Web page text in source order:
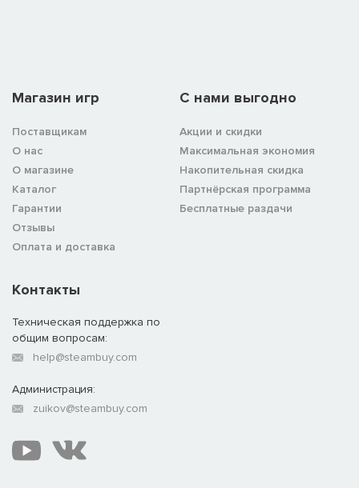
Магазин игр
Поставщикам
О нас
О магазине
Каталог
Гарантии
Отзывы
Оплата и доставка
C нами выгодно
Акции и скидки
Максимальная экономия
Накопительная скидка
Партнёрская программа
Бесплатные раздачи
Контакты
Техническая поддержка по
общим вопросам:
help@steambuy.com
Администрация:
zuikov@steambuy.com